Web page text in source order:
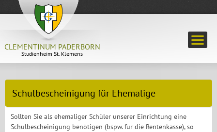
CLEMENTINUM PADERBORN
Studienheim St. Klemens
Schulbescheinigung für Ehemalige
Sollten Sie als ehemaliger Schüler unserer Einrichtung eine
Schulbescheinigung benötigen (bspw. für die Rentenkasse), so